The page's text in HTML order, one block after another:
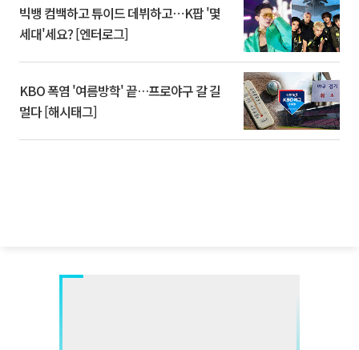
빅뱅 컴백하고 튜이드 데뷔하고⋯K팝 '몇
세대'세요? [엔터로그]
KBO 폭염 '여름방학' 끝…프로야구 갈 길
멀다 [해시태그]